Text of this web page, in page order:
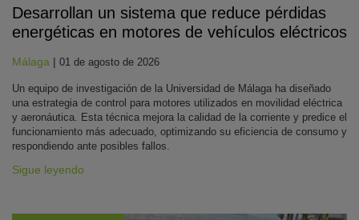
Desarrollan un sistema que reduce pérdidas
energéticas en motores de vehículos eléctricos
Málaga | 01 de agosto de 2026
Un equipo de investigación de la Universidad de Málaga ha diseñado
una estrategia de control para motores utilizados en movilidad eléctrica
y aeronáutica. Esta técnica mejora la calidad de la corriente y predice el
funcionamiento más adecuado, optimizando su eficiencia de consumo y
respondiendo ante posibles fallos.
Sigue leyendo